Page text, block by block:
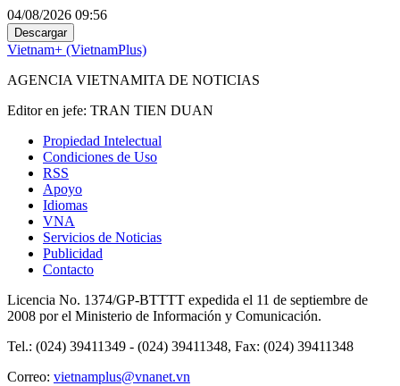
04/08/2026 09:56
Descargar
Vietnam+ (VietnamPlus)
AGENCIA VIETNAMITA DE NOTICIAS
Editor en jefe: TRAN TIEN DUAN
Propiedad Intelectual
Condiciones de Uso
RSS
Apoyo
Idiomas
VNA
Servicios de Noticias
Publicidad
Contacto
Licencia No. 1374/GP-BTTTT expedida el 11 de septiembre de
2008 por el Ministerio de Información y Comunicación.
Tel.: (024) 39411349 - (024) 39411348, Fax: (024) 39411348
Correo: vietnamplus@vnanet.vn